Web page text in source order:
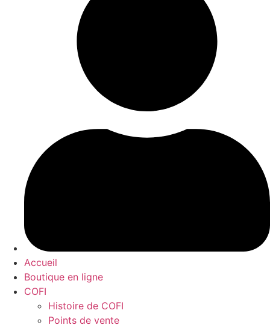
Accueil
Boutique en ligne
COFI
Histoire de COFI
Points de vente